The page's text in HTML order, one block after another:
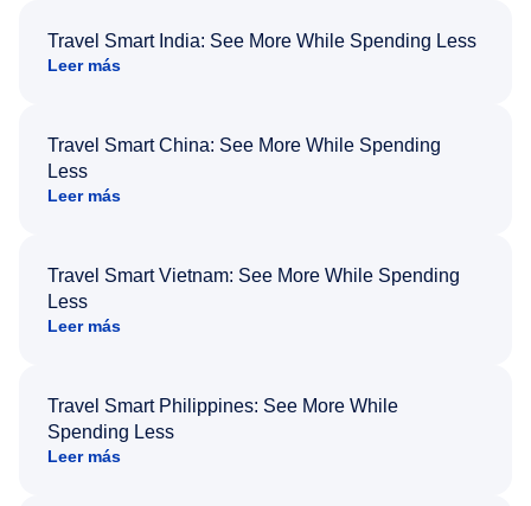
Travel Smart India: See More While Spending Less
Leer más
Travel Smart China: See More While Spending
Less
Leer más
Travel Smart Vietnam: See More While Spending
Less
Leer más
Travel Smart Philippines: See More While
Spending Less
Leer más